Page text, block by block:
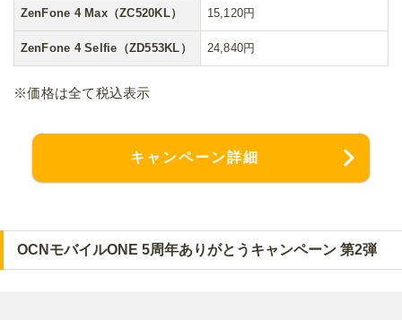
ZenFone 4 Max（ZC520KL） 15,120円
ZenFone 4 Selfie（ZD553KL） 24,840円
※価格は全て税込表示
キャンペーン詳細
OCNモバイルONE 5周年ありがとうキャンペーン 第2弾